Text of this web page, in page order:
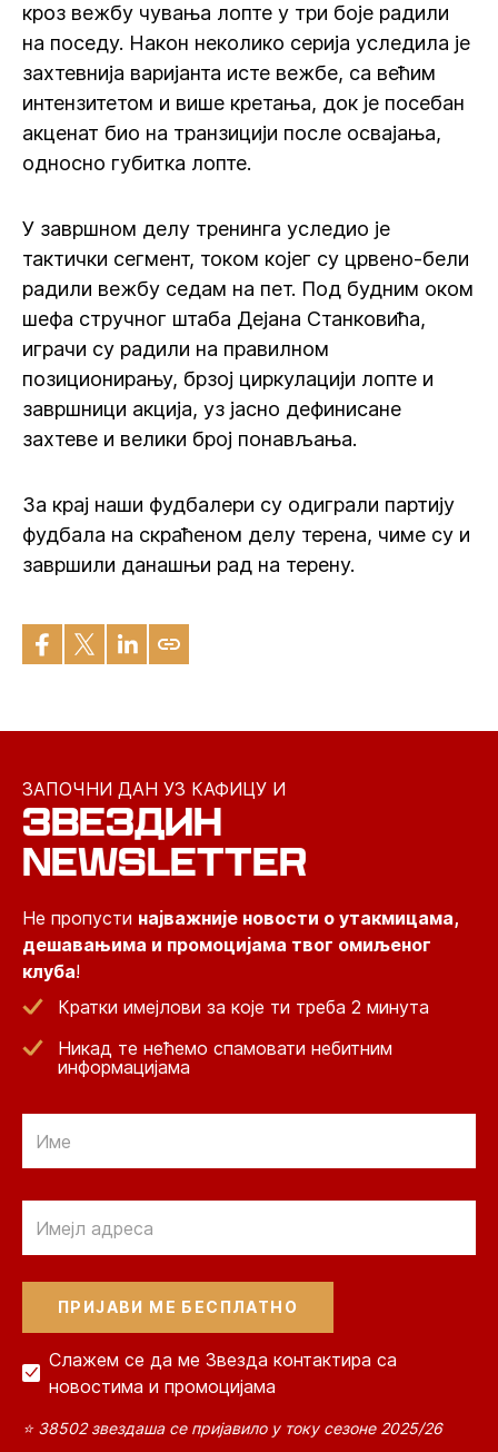
кроз вежбу чувања лопте у три боје радили
на поседу. Након неколико серија уследила је
захтевнија варијанта исте вежбе, са већим
интензитетом и више кретања, док је посебан
акценат био на транзицији после освајања,
односно губитка лопте.
У завршном делу тренинга уследио је
тактички сегмент, током којег су црвено-бели
радили вежбу седам на пет. Под будним оком
шефа стручног штаба Дејана Станковића,
играчи су радили на правилном
позиционирању, брзој циркулацији лопте и
завршници акција, уз јасно дефинисане
захтеве и велики број понављања.
За крај наши фудбалери су одиграли партију
фудбала на скраћеном делу терена, чиме су и
завршили данашњи рад на терену.
ЗАПОЧНИ ДАН УЗ КАФИЦУ И
ЗВЕЗДИН
NEWSLETTER
Не пропусти најважније новости о утакмицама,
дешавањима и промоцијама твог омиљеног
клуба!
Кратки имејлови за које ти треба 2 минута
Никад те нећемо спамовати небитним
информацијама
Слажем се да ме Звезда контактира са
новостима и промоцијама
⭐ 38502 звездаша се пријавило у току сезоне 2025/26